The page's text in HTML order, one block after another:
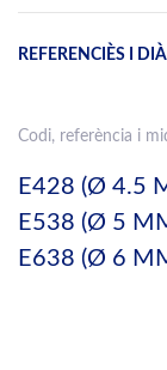
REFERENCIÈS I
Codi, referència i
E428 (Ø 4.5
E538 (Ø 5
E638 (Ø 6